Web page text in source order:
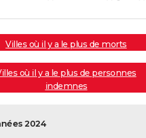
Villes où il y a le plus de morts
où il y a le plus de personnes
indemnes
2024